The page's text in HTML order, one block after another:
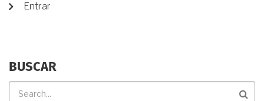
Entrar
BUSCAR